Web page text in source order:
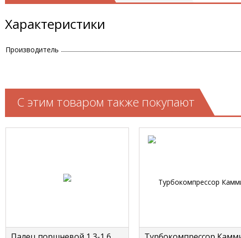
Характеристики
Производитель
С этим товаром также покупают